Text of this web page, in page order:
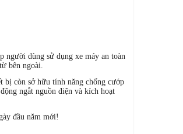
người dùng sử dụng xe máy an toàn
bên ngoài.
bị còn sở hữu tính năng chống cướp
ngắt nguồn điện và kích hoạt
đầu năm mới!